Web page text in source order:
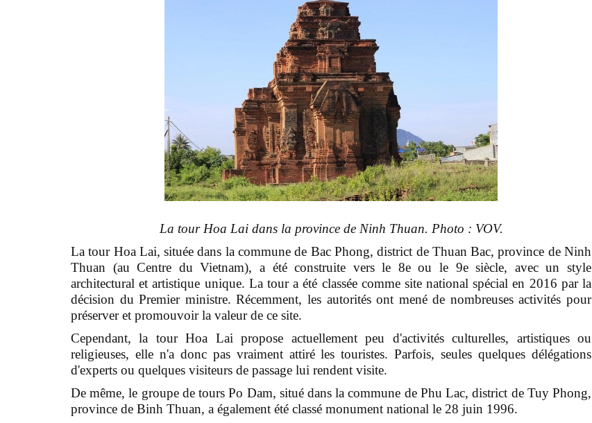
La tour Hoa Lai dans la province de Ninh Thuan. Photo : VOV.
La tour Hoa Lai, située dans la commune de Bac Phong, district de Thuan Bac, province de Ninh
Thuan (au Centre du Vietnam), a été construite vers le 8e ou le 9e siècle, avec un style
architectural et artistique unique. La tour a été classée comme site national spécial en 2016 par la
décision du Premier ministre. Récemment, les autorités ont mené de nombreuses activités pour
préserver et promouvoir la valeur de ce site.
Cependant, la tour Hoa Lai propose actuellement peu d'activités culturelles, artistiques ou
religieuses, elle n'a donc pas vraiment attiré les touristes. Parfois, seules quelques délégations
d'experts ou quelques visiteurs de passage lui rendent visite.
De même, le groupe de tours Po Dam, situé dans la commune de Phu Lac, district de Tuy Phong,
province de Binh Thuan, a également été classé monument national le 28 juin 1996.